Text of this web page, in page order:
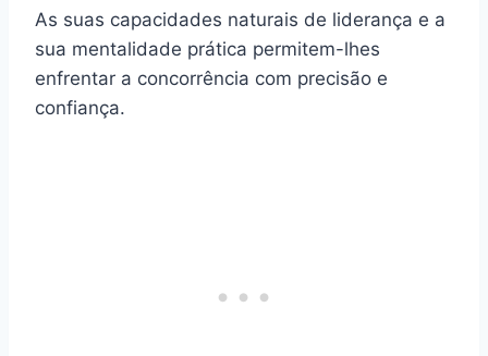
As suas capacidades naturais de liderança e a
sua mentalidade prática permitem-lhes
enfrentar a concorrência com precisão e
confiança.